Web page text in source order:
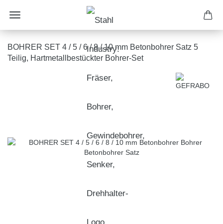
BOHRER SET 4 / 5 / 6 / 8 / 10 mm Betonbohrer Satz 5
Teilig, Hartmetallbestückter Bohrer-Set